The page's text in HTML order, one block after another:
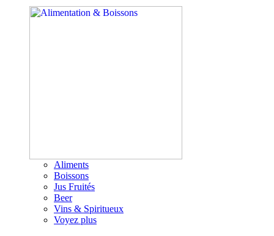
Aliments
Boissons
Jus Fruités
Beer
Vins & Spiritueux
Voyez plus